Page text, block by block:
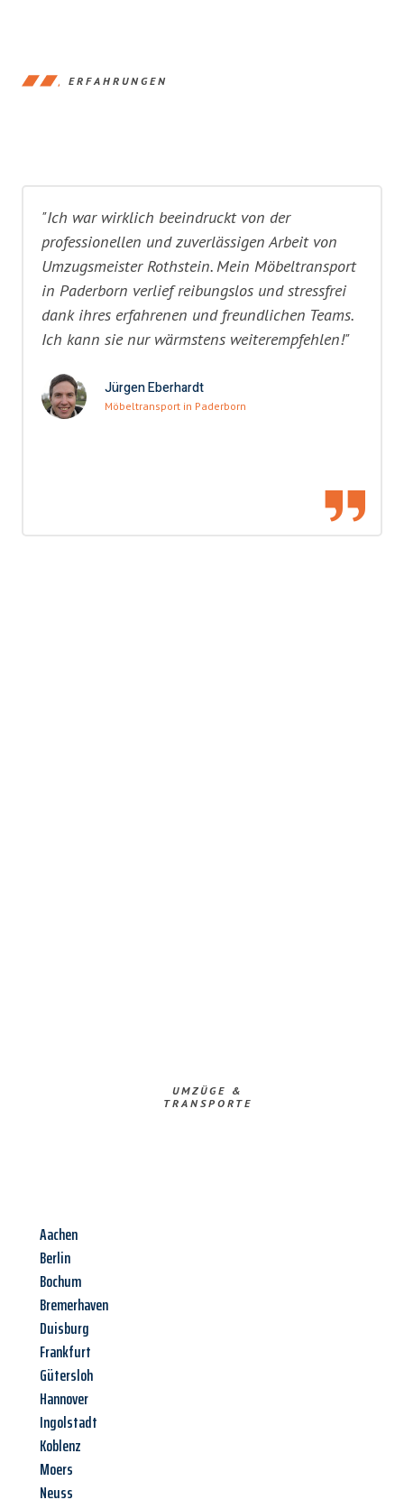
ERFAHRUNGEN
"Ich war wirklich beeindruckt von der
professionellen und zuverlässigen Arbeit von
Umzugsmeister Rothstein. Mein Möbeltransport
in Paderborn verlief reibungslos und stressfrei
dank ihres erfahrenen und freundlichen Teams.
Ich kann sie nur wärmstens weiterempfehlen!"
Jürgen Eberhardt
Möbeltransport in Paderborn
UMZÜGE &
TRANSPORTE
Aachen
Berlin
Bochum
Bremerhaven
Duisburg
Frankfurt
Gütersloh
Hannover
Ingolstadt
Koblenz
Moers
Neuss